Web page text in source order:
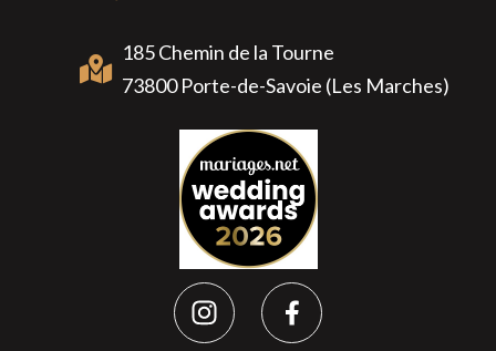
185 Chemin de la Tourne
73800 Porte-de-Savoie (Les Marches)